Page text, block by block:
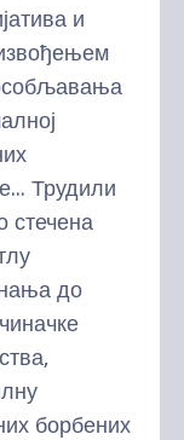
и
Трудили
стечена
до
борбених